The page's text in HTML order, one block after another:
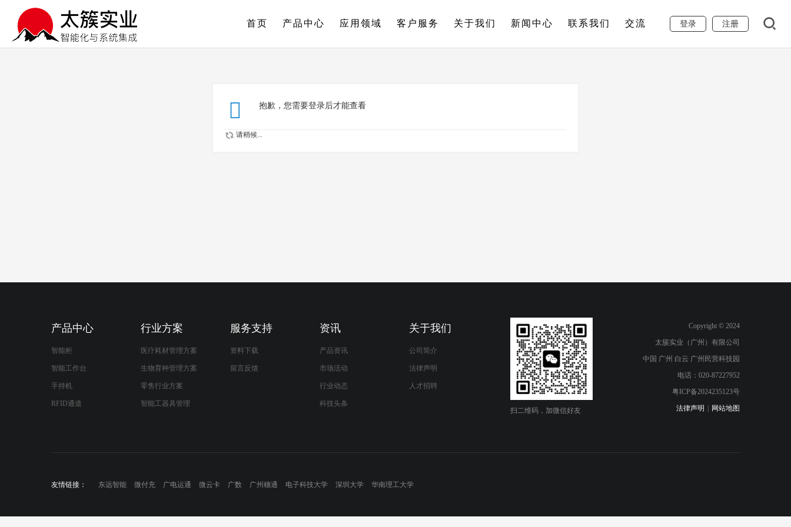
登录 注册
首页 产品中心 应用领域 客户服务 关于我们 新闻中心 联系我们 交流
抱歉，您需要登录后才能查看
请稍候...
产品中心
智能柜
智能工作台
手持机
RFID通道
行业方案
医疗耗材管理方案
生物育种管理方案
零售行业方案
智能工器具管理
服务支持
资料下载
留言反馈
资讯
产品资讯
市场活动
行业动态
科技头条
关于我们
公司简介
法律声明
人才招聘
扫二维码，加微信好友
Copyright © 2024
太簇实业（广州）有限公司
中国 广州 白云 广州民营科技园
电话：020-87227952
粤ICP备2024235123号
法律声明
网站地图
友情链接： 东远智能 微付充 广电运通 微云卡 广数 广州穗通 电子科技大学 深圳大学 华南理工大学